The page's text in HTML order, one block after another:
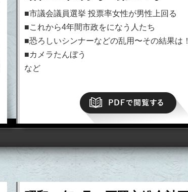
■市議会議員選挙 投票率女性が男性上回る
■これから4年間市政をになう人たち
■恐ろしいシンナーなどの乱用〜その結果は！
■カメラたんぼう
など